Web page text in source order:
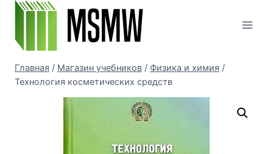
Перейти
содержимому
Главная / Магазин учебников / Физика и химия /
Технология косметических средств